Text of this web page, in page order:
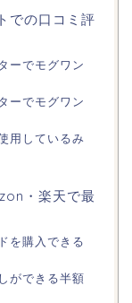
での口コミ評
ーでモグワン
ーでモグワン
用しているみ
・楽天で最
を購入できる
ができる半額